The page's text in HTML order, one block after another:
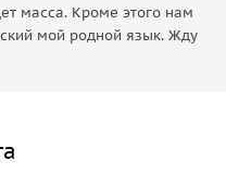
масса. Кроме этого нам
мой родной язык. Жду